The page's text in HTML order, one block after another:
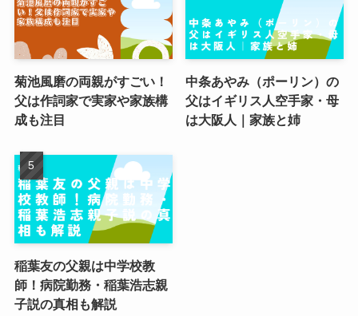
菊池風磨の両親がすごい！
父は作詞家で実家や家族構
成も注目
中条あやみ（ポーリン）の
父はイギリス人空手家・母
は大阪人｜家族と姉
稲葉友の父親は中学校教
師！病院勤務・稲葉浩志親
子説の真相も解説